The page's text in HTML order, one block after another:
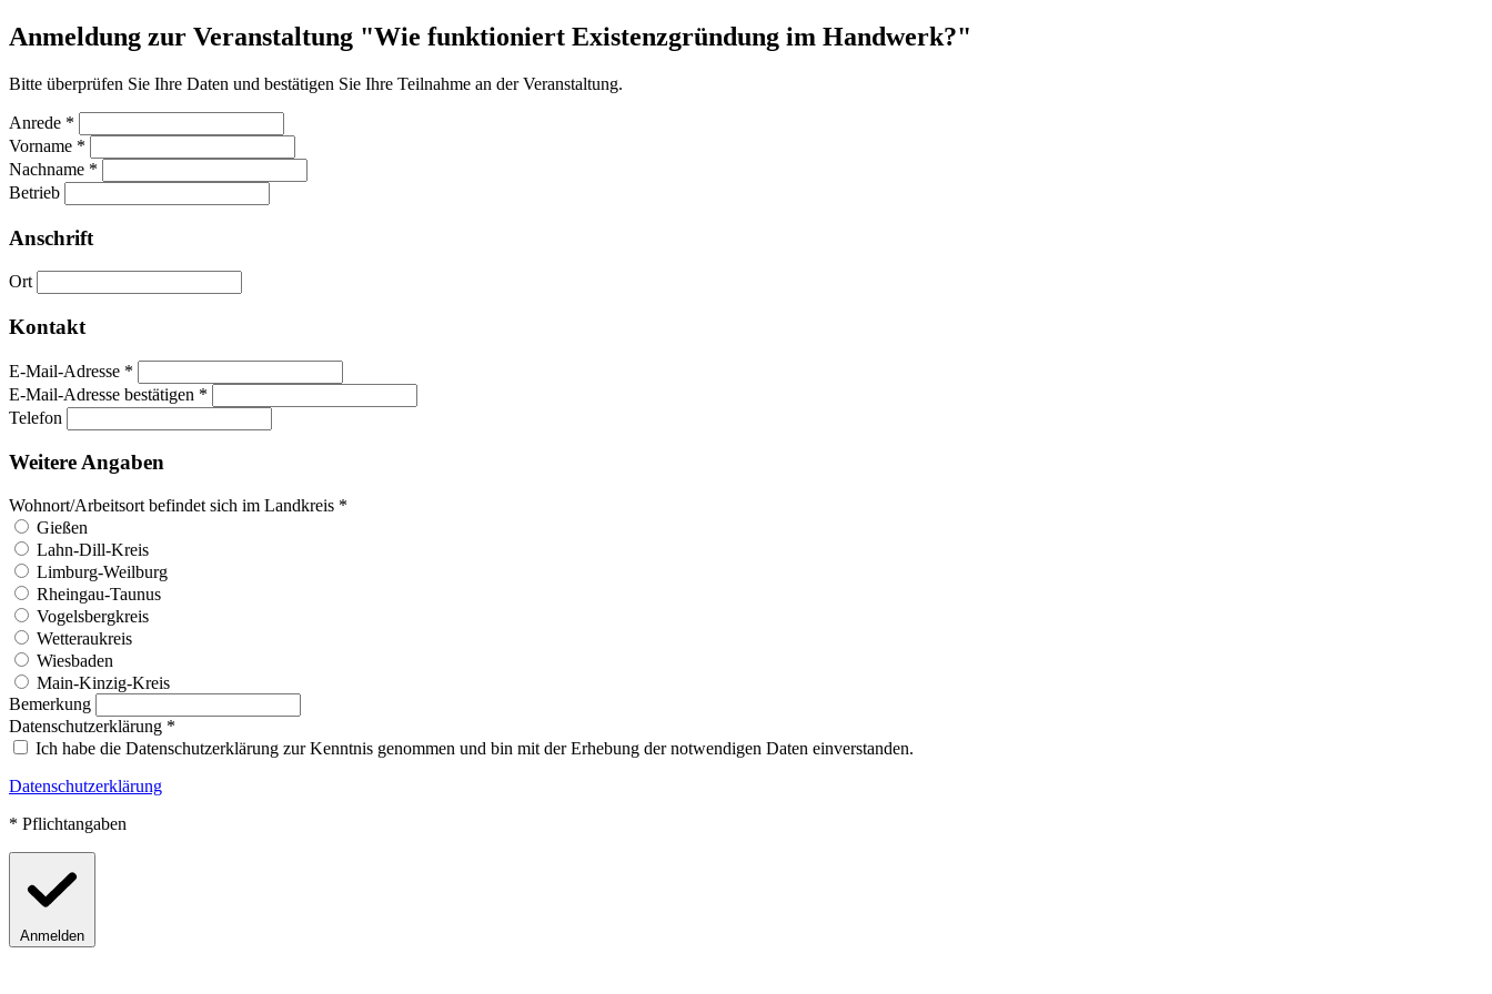
Anmeldung zur Veranstaltung "Wie funktioniert Existenzgründung im Handwerk?"
Bitte überprüfen Sie Ihre Daten und bestätigen Sie Ihre Teilnahme an der Veranstaltung.
Anrede *
Vorname *
Nachname *
Betrieb
Anschrift
Ort
Kontakt
E-Mail-Adresse *
E-Mail-Adresse bestätigen *
Telefon
Weitere Angaben
Wohnort/Arbeitsort befindet sich im Landkreis *
Gießen
Lahn-Dill-Kreis
Limburg-Weilburg
Rheingau-Taunus
Vogelsbergkreis
Wetteraukreis
Wiesbaden
Main-Kinzig-Kreis
Bemerkung
Datenschutzerklärung *
Ich habe die Datenschutzerklärung zur Kenntnis genommen und bin mit der Erhebung der notwendigen Daten einverstanden.
Datenschutzerklärung
* Pflichtangaben
Anmelden